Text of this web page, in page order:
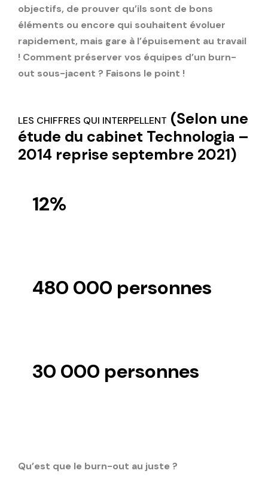
objectifs, de prouver qu’ils sont de bons
éléments ou encore qui souhaitent évoluer
rapidement, mais gare à l’épuisement au travail
! Comment préserver vos équipes d’un burn-
out sous-jacent ? Faisons le point !
LES CHIFFRES QUI INTERPELLENT (Selon une
étude du cabinet Technologia –
2014 reprise septembre 2021)
12%
480 000 personnes
30 000 personnes
Qu’est que le burn-out au juste ?